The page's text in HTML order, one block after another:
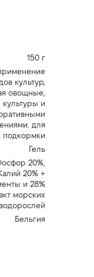
150 г
культур,
овощные,
и
для
подкормки
Гель
20%,
20% +
и 28%
морских
водорослей
Бельгия